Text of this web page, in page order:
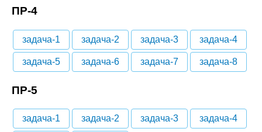
ПР-4
задача-1 задача-2 задача-3 задача-4
задача-5 задача-6 задача-7 задача-8
ПР-5
задача-1 задача-2 задача-3 задача-4